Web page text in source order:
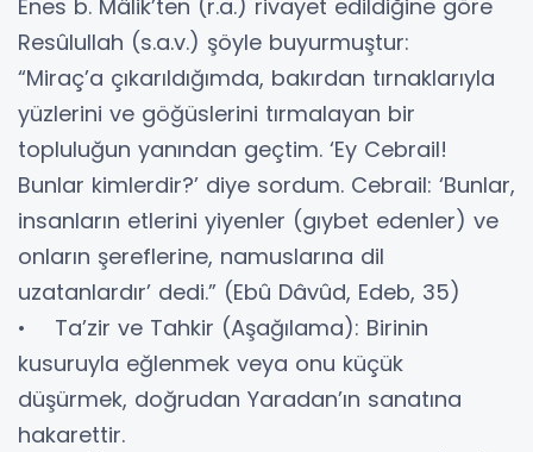
Enes b. Mâlik’ten (r.a.) rivayet edildiğine göre
Resûlullah (s.a.v.) şöyle buyurmuştur:
“Miraç’a çıkarıldığımda, bakırdan tırnaklarıyla
yüzlerini ve göğüslerini tırmalayan bir
topluluğun yanından geçtim. ‘Ey Cebrail!
Bunlar kimlerdir?’ diye sordum. Cebrail: ‘Bunlar,
insanların etlerini yiyenler (gıybet edenler) ve
onların şereflerine, namuslarına dil
uzatanlardır’ dedi.” (Ebû Dâvûd, Edeb, 35)
• Ta’zir ve Tahkir (Aşağılama): Birinin
kusuruyla eğlenmek veya onu küçük
düşürmek, doğrudan Yaradan’ın sanatına
hakarettir.